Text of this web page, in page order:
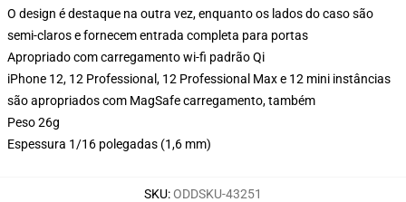
O design é destaque na outra vez, enquanto os lados do caso são
semi-claros e fornecem entrada completa para portas
Apropriado com carregamento wi-fi padrão Qi
iPhone 12, 12 Professional, 12 Professional Max e 12 mini instâncias
são apropriados com MagSafe carregamento, também
Peso 26g
Espessura 1/16 polegadas (1,6 mm)
SKU:ODDSKU-43251